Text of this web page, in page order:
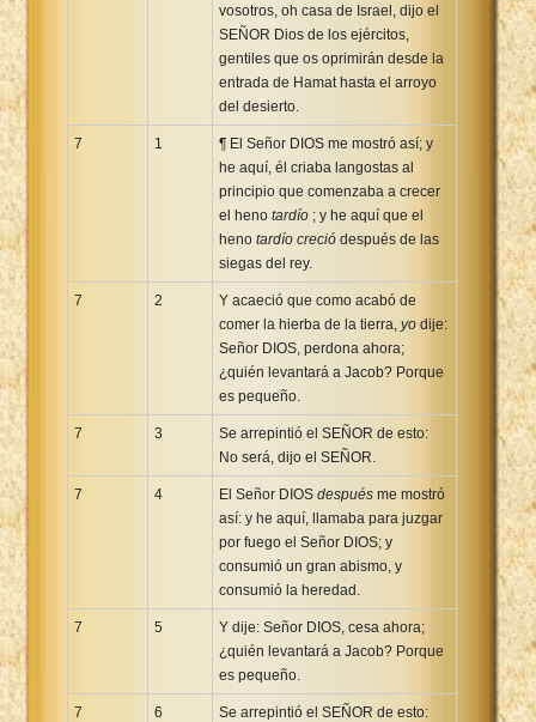
vosotros, oh casa de Israel, dijo el
SEÑOR Dios de los ejércitos,
gentiles que os oprimirán desde la
entrada de Hamat hasta el arroyo
del desierto.
7 1
¶ El Señor DIOS me mostró así; y
he aquí, él criaba langostas al
principio que comenzaba a crecer
el heno tardío ; y he aquí que el
heno tardío creció después de las
siegas del rey.
7 2
Y acaeció que como acabó de
comer la hierba de la tierra, yo dije:
Señor DIOS, perdona ahora;
¿quién levantará a Jacob? Porque
es pequeño.
7 3
Se arrepintió el SEÑOR de esto:
No será, dijo el SEÑOR.
7 4 El Señor DIOS después me mostró
así: y he aquí, llamaba para juzgar
por fuego el Señor DIOS; y
consumió un gran abismo, y
consumió la heredad.
7 5
Y dije: Señor DIOS, cesa ahora;
¿quién levantará a Jacob? Porque
es pequeño.
7 6
Se arrepintió el SEÑOR de esto: